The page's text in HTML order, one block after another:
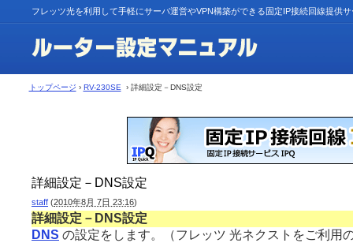
フレッツ光を利用して手軽にサーバ運営やVPN構築ができる固定IP接続回線提供
トップページ › RV-230SE › 詳細設定－DNS設定
詳細設定－DNS設定
staff (2010年8月 7日 23:16)
詳細設定－DNS設定
DNS の設定をします。（フレッツ 光ネクストをご利用